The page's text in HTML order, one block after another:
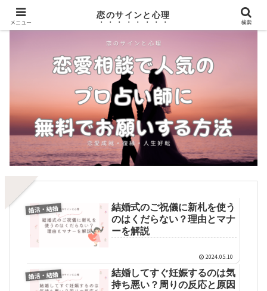
婚活・結婚
結婚式のご祝儀に新札を使う
のはくだらない？理由とマナ
ーを解説
2024.05.10
婚活・結婚
結婚してすぐ妊娠するのは気
持ち悪い？周りの反応と原因
メニュー
恋のサインと心理
検索